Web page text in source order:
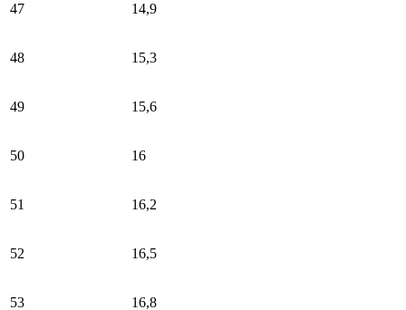
47 14,9
48 15,3
49 15,6
50 16
51 16,2
52 16,5
53 16,8